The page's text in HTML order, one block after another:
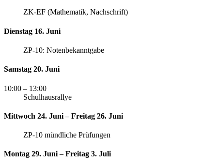
ZK-EF (Mathematik, Nachschrift)
Dienstag 16. Juni
ZP-10: Notenbekanntgabe
Samstag 20. Juni
10:00 – 13:00
Schulhausrallye
Mittwoch 24. Juni – Freitag 26. Juni
ZP-10 mündliche Prüfungen
Montag 29. Juni – Freitag 3. Juli